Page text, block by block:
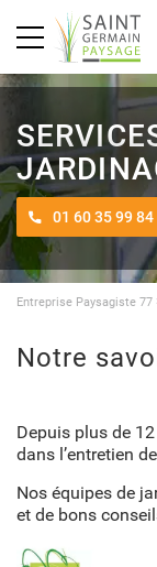
01 60 35 99 84
Entreprise Paysagiste 77
Notre
Depuis plus de
dans l’entretien
Nos équipes de
et de bons